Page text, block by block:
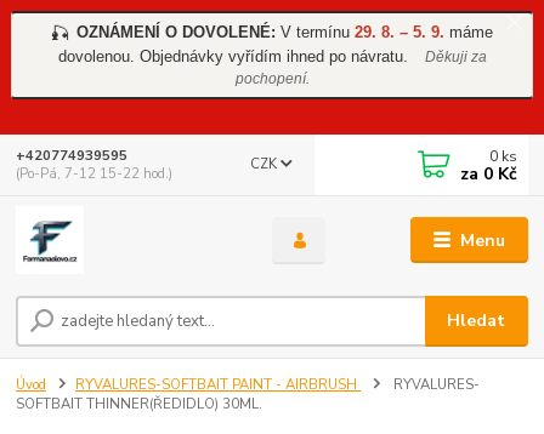
🎣 OZNÁMENÍ O DOVOLENÉ: V termínu 29. 8. – 5. 9. máme
dovolenou. Objednávky vyřídím ihned po návratu.
Děkuji za
pochopení.
Menu
CZK
Hledat
+420774939595
(Po-Pá, 7-12 15-22 hod.)
0 ks
za 0 Kč
Úvod RYVALURES-SOFTBAIT PAINT - AIRBRUSH
RYVALURES-
SOFTBAIT THINNER(ŘEDIDLO) 30ML.